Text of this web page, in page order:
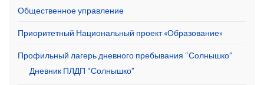
Общественное управление
Приоритетный Национальный проект «Образование»
Профильный лагерь дневного пребывания “Солнышко”
Дневник ПЛДП “Солнышко”